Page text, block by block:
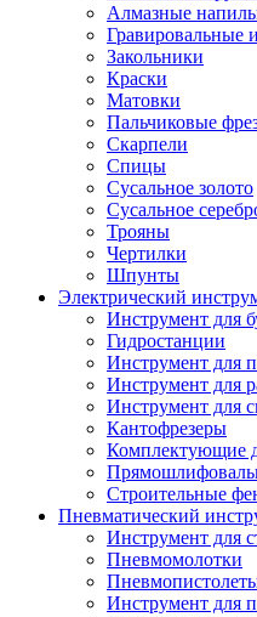
Алмазные
Гравировальные
Закольники
Краски
Матовки
Пальчиковые
Скарпели
Спицы
Сусальное золото
Сусальное
Трояны
Чертилки
Шпунты
Электрический
Инструмент для
Гидростанции
Инструмент для
Инструмент для
Инструмент для
Кантофрезеры
Комплектующие
Строительные
Пневматический
Инструмент для
Пневмомолотки
Инструмент для